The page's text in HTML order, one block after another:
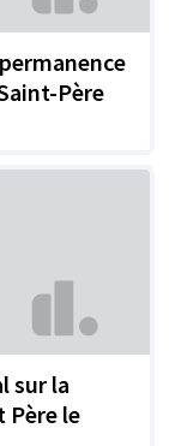
Père
sur la
Père le